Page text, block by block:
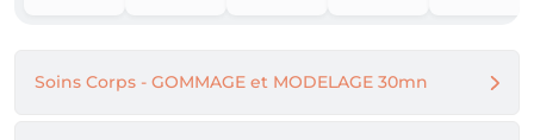
Soins Corps - GOMMAGE et MODELAGE 30mn